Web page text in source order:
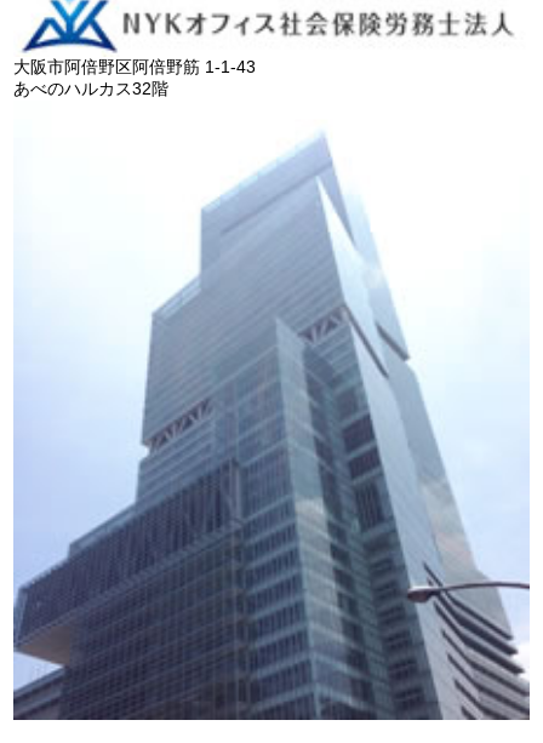
大阪市阿倍野区阿倍野筋 1-1-43
あべのハルカス32階